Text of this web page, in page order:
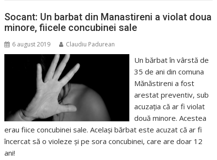
Socant: Un barbat din Manastireni a violat doua
minore, fiicele concubinei sale
6 august 2019 Claudiu Padurean
Un bărbat în vârstă de
35 de ani din comuna
Mănăstireni a fost
arestat preventiv, sub
acuzaţia că ar fi violat
două minore. Acestea
erau fiice concubinei sale. Acelaşi bărbat este acuzat că ar fi
încercat să o violeze şi pe sora concubinei, care are doar 12
ani!